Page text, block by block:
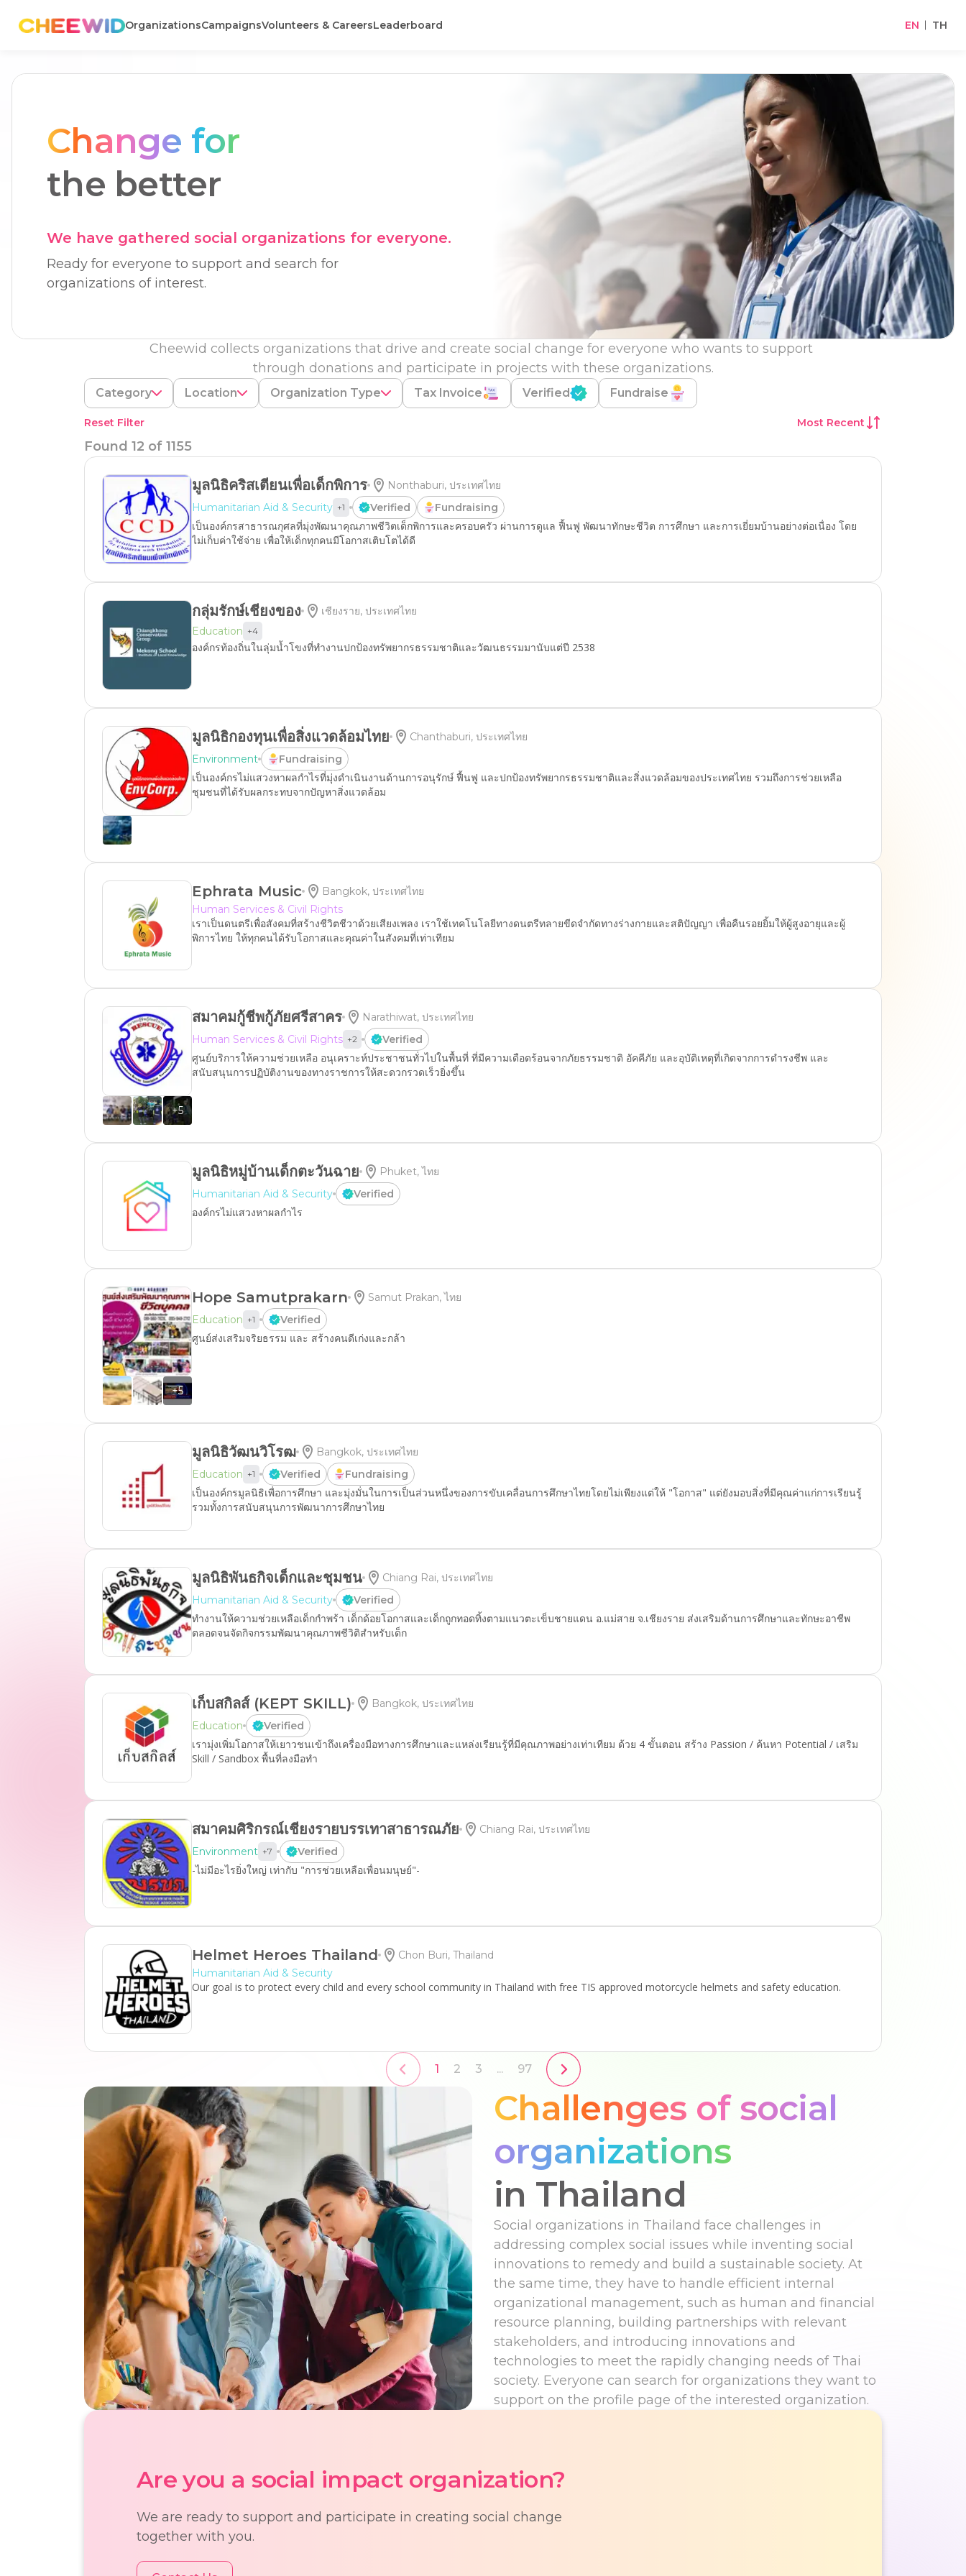
OrganizationsCampaignsVolunteers & CareersLeaderboard EN TH
Change for
the better
We have gathered social organizations for everyone.
Ready for everyone to support and search for
organizations of interest.
Cheewid collects organizations that drive and create social change for everyone who wants to support
through donations and participate in projects with these organizations.
Category Location Organization Type Tax Invoice Verified Fundraise
Reset Filter Most Recent
Found 12 of 1155
มูลนิธิคริสเตียนเพื่อเด็กพิการ
Nonthaburi, ประเทศไทย
Humanitarian Aid & Security +1 Verified Fundraising
เป็นองค์กรสาธารณกุศลที่มุ่งพัฒนาคุณภาพชีวิตเด็กพิการและครอบครัว ผ่านการดูแล ฟื้นฟู พัฒนาทักษะชีวิต การศึกษา และการเยี่ยมบ้านอย่างต่อเนื่อง โดย
ไม่เก็บค่าใช้จ่าย เพื่อให้เด็กทุกคนมีโอกาสเติบโตได้ดี
กลุ่ม​รักษ์​เชียงของ​
เชียงราย​, ประเทศไทย
Education +4
องค์กร​ท้องถิ่นในลุ่มน้ำโขงที่ทำงานปกป้องทรัพยากรธรรมชาติ​และวัฒนธร​รม​มานับแต่​ปี​ 2538
มูลนิธิกองทุนเพื่อสิ่งแวดล้อมไทย
Chanthaburi, ประเทศไทย
Environment
Fundraising
เป็นองค์กรไม่แสวงหาผลกำไรที่มุ่งดำเนินงานด้านการอนุรักษ์ ฟื้นฟู และปกป้องทรัพยากรธรรมชาติและสิ่งแวดล้อมของประเทศไทย รวมถึงการช่วยเหลือ
ชุมชนที่ได้รับผลกระทบจากปัญหาสิ่งแวดล้อม
Ephrata Music
Bangkok, ประเทศไทย
Human Services & Civil Rights
เราเป็นดนตรีเพื่อสังคมที่สร้างชีวิตชีวาด้วยเสียงเพลง เราใช้เทคโนโลยีทางดนตรีทลายขีดจำกัดทางร่างกายและสติปัญญา เพื่อคืนรอยยิ้มให้ผู้สูงอายุและผู้
พิการไทย ให้ทุกคนได้รับโอกาสและคุณค่าในสังคมที่เท่าเทียม
+5
สมาคมกู้ชีพกู้ภัยศรีสาคร
Narathiwat, ประเทศไทย
Human Services & Civil Rights +2 Verified
ศูนย์บริการให้ความช่วยเหลือ อนุเคราะห์ประชาชนทั่วไปในพื้นที่ ที่มีความเดือดร้อนจากภัยธรรมชาติ อัคคีภัย และอุบัติเหตุที่เกิดจากการดํารงชีพ และ
สนับสนุนการปฏิบัติงานของทางราชการให้สะดวกรวดเร็วยิ่งขึ้น
มูลนิธิหมู่บ้านเด็กตะวันฉาย
Phuket, ไทย
Humanitarian Aid & Security
Verified
องค์กรไม่แสวงหาผลกำไร
+5
Hope​ Samutprakarn
Samut Prakan, ไทย
Education +1 Verified
ศูนย์ส่งเสริมจริยธรรม​ และ​ สร้างคนดี​เก่งและกล้า
มูลนิธิวัฒนวิโรฒ
Bangkok, ประเทศไทย
Education +1 Verified Fundraising
เป็นองค์กรมูลนิธิเพื่อการศึกษา และมุ่งมั่นในการเป็นส่วนหนึ่งของการขับเคลื่อนการศึกษาไทยโดยไม่เพียงแต่ให้ "โอกาส" แต่ยังมอบสิ่งที่มีคุณค่าแก่การเรียนรู้
รวมทั้งการสนับสนุนการพัฒนาการศึกษาไทย
มูลนิธิพันธกิจเด็กและชุมชน
Chiang Rai, ประเทศไทย
Humanitarian Aid & Security
Verified
ทำงานให้ความช่วยเหลือเด็กกำพร้า เด็กด้อยโอกาสและเด็กถูกทอดทิ้งตามแนวตะเข็บชายแดน อ.แม่สาย จ.เชียงราย ส่งเสริมด้านการศึกษาและทักษะอาชีพ
ตลอดจนจัดกิจกรรมพัฒนาคุณภาพชีวิติสำหรับเด็ก
เก็บสกิลส์ (KEPT SKILL)
Bangkok, ประเทศไทย
Education
Verified
เรามุ่งเพิ่มโอกาสให้เยาวชนเข้าถึงเครื่องมือทางการศึกษาและแหล่งเรียนรู้ที่มีคุณภาพอย่างเท่าเทียม ด้วย 4 ขั้นตอน สร้าง Passion / ค้นหา Potential / เสริม
Skill / Sandbox พื้นที่ลงมือทำ
สมาคมศิริกรณ์เชียงรายบรรเทาสาธารณภัย
Chiang Rai, ประเทศไทย
Environment +7 Verified
-ไม่มีอะไรยิ่งใหญ่ เท่ากับ "การช่วยเหลือเพื่อนมนุษย์"-
Helmet Heroes Thailand
Chon Buri, Thailand
Humanitarian Aid & Security
Our goal is to protect every child and every school community in Thailand with free TIS approved motorcycle helmets and safety education.
1 2 3 ... 97
Challenges of social
organizations
in Thailand
Social organizations in Thailand face challenges in
addressing complex social issues while inventing social
innovations to remedy and build a sustainable society. At
the same time, they have to handle efficient internal
organizational management, such as human and financial
resource planning, building partnerships with relevant
stakeholders, and introducing innovations and
technologies to meet the rapidly changing needs of Thai
society. Everyone can search for organizations they want to
support on the profile page of the interested organization.
Are you a social impact organization?
We are ready to support and participate in creating social change
together with you.